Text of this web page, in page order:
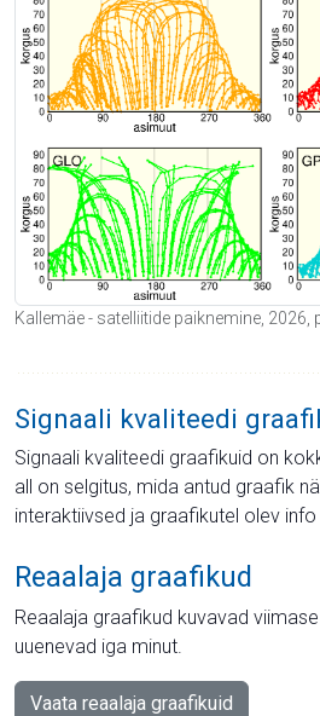
Kallemäe - satelliitide paiknemine, 2026,
Signaali kvaliteedi
Signaali kvaliteedi graafikuid on
all on selgitus, mida antud graafik
interaktiivsed ja graafikutel olev
Reaalaja graafikud
Reaalaja graafikud kuvavad
uuenevad iga minut.
Vaata reaalaja graafikuid